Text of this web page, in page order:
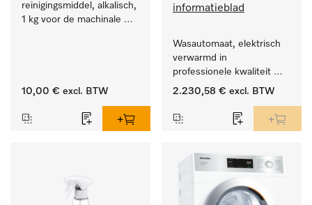
reinigingsmiddel, alkalisch,
1 kg voor de machinale
10,00 € excl. BTW
informatieblad
Wasautomaat, elektrisch
verwarmd in
professionele kwaliteit
met een programmaduur
dosering.
2.230,58 € excl. BTW